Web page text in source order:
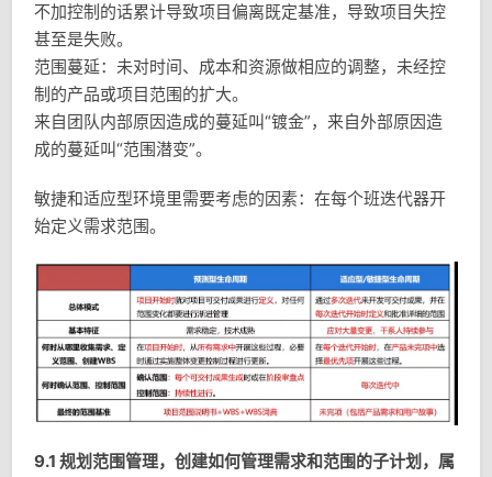
不加控制的话累计导致项目偏离既定基准，导致项目失控
甚至是失败。
范围蔓延：未对时间、成本和资源做相应的调整，未经控
制的产品或项目范围的扩大。
来自团队内部原因造成的蔓延叫“镀金”，来自外部原因造
成的蔓延叫“范围潜变”。
敏捷和适应型环境里需要考虑的因素：在每个班迭代器开
始定义需求范围。
9.1 规划范围管理，创建如何管理需求和范围的子计划，属